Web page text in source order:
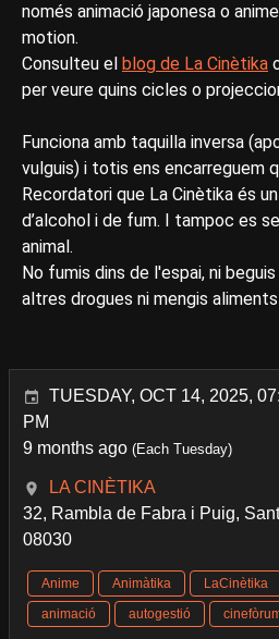
només animació japonesa o
motion.
Consulteu el blog de La Cinètika
per veure quins cicles o
Funciona amb taquilla inversa
vulguis) i totis ens encarreguem
Recordatori que La Cinètika és
d’alcohol i de fum. I tampoc es
animal.
No fumis dins de l'espai, ni
altres drogues ni mengis
TUESDAY, OCT 14, 2025,
PM
9 months ago (Each Tuesday)
LA CINÈTIKA
32, Rambla de Fabra i Puig,
08030
Anime Animàtika LaCinètika
animació
autogestió